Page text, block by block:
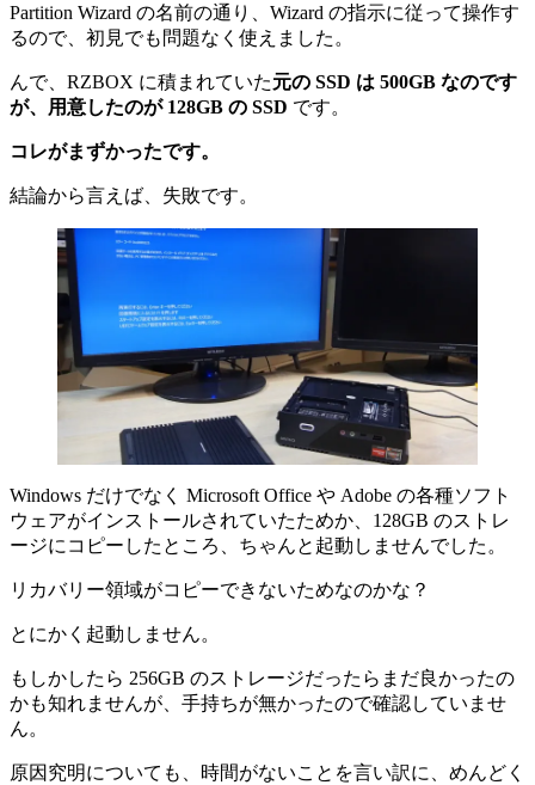
Partition Wizard の名前の通り、Wizard の指示に従って操作す
るので、初見でも問題なく使えました。
んで、RZBOX に積まれていた元の SSD は 500GB なのです
が、用意したのが 128GB の SSD です。
コレがまずかったです。
結論から言えば、失敗です。
Windows だけでなく Microsoft Office や Adobe の各種ソフト
ウェアがインストールされていたためか、128GB のストレ
ージにコピーしたところ、ちゃんと起動しませんでした。
リカバリー領域がコピーできないためなのかな？
とにかく起動しません。
もしかしたら 256GB のストレージだったらまだ良かったの
かも知れませんが、手持ちが無かったので確認していませ
ん。
原因究明についても、時間がないことを言い訳に、めんどく